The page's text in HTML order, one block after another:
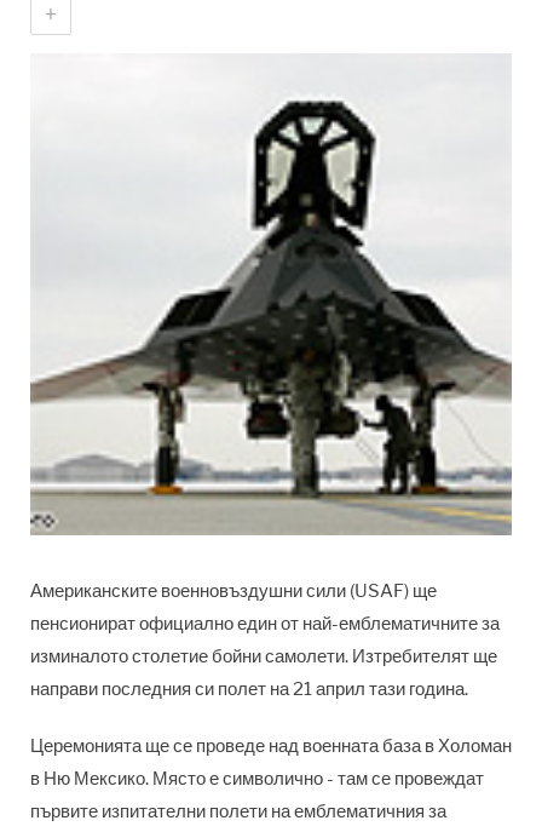
+
Американските военновъздушни сили (USAF) ще
пенсионират официално един от най-емблематичните за
изминалото столетие бойни самолети. Изтребителят ще
направи последния си полет на 21 април тази година.
Церемонията ще се проведе над военната база в Холоман
в Ню Мексико. Място е символично - там се провеждат
първите изпитателни полети на емблематичния за